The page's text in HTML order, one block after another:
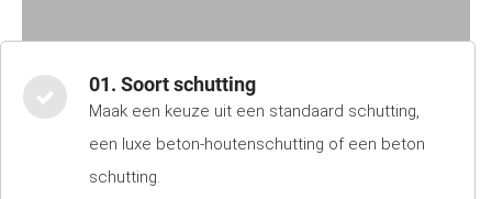
01. Soort schutting
Maak een keuze uit een standaard schutting,
een luxe beton-houtenschutting of een beton
schutting.